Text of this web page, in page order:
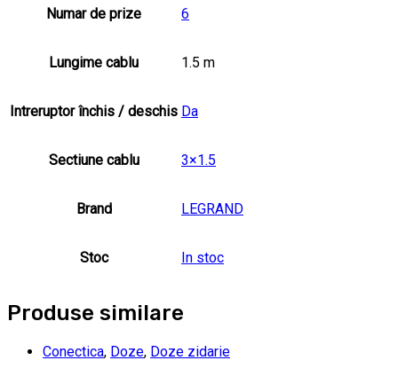
Numar de prize 6
Lungime cablu 1.5 m
Intreruptor închis / deschis Da
Sectiune cablu 3×1.5
Brand LEGRAND
Stoc In stoc
Produse similare
Conectica, Doze, Doze zidarie